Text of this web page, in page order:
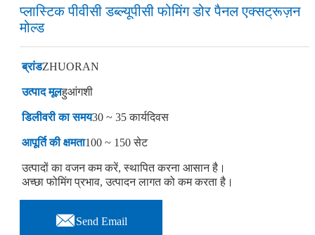
प्लास्टिक पीवीसी डब्ल्यूपीसी फोमिंग डोर पैनल एक्सट्रूज़न
मोल्ड
ब्रांडZHUORAN
उत्पाद मूलहुआंगशी
डिलीवरी का समय30 ~ 35 कार्यदिवस
आपूर्ति की क्षमता100 ~ 150 सेट
उत्पादों का वजन कम करें, स्थापित करना आसान है।
अच्छा फोमिंग प्रभाव, उत्पादन लागत को कम करता है।
Send Email